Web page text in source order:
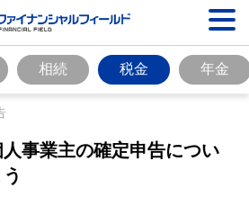
相続 税金 年金
事業主の確定申告につい